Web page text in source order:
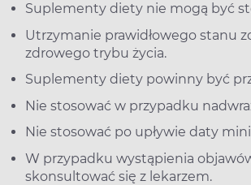
Suplementy diety nie mogą być
Utrzymanie prawidłowego stanu
zdrowego trybu życia.
Suplementy diety powinny być
Nie stosować w przypadku
Nie stosować po upływie daty
W przypadku wystąpienia
skonsultować się z lekarzem.